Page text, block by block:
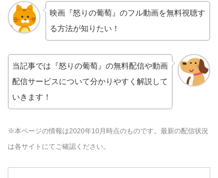
映画『怒りの葡萄』のフル動画を無料視聴す
る方法が知りたい！
当記事では『怒りの葡萄』の無料配信や動画
配信サービスについて分かりやすく解説して
いきます！
※本ページの情報は2020年10月時点のものです。最新の配信状況
は各サイトにてご確認ください。